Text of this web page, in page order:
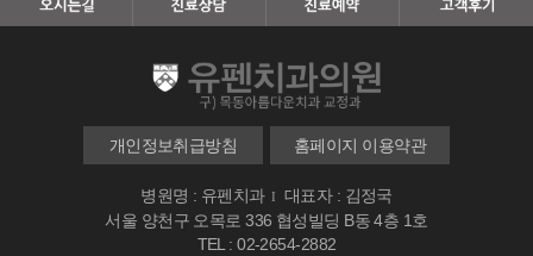
개인정보취급방침 홈페이지 이용약관
병원명 : 유펜치과 I
대표자 : 김정국
서울 양천구 오목로 336 협성빌딩 B동 4층 1호
TEL : 02-2654-2882